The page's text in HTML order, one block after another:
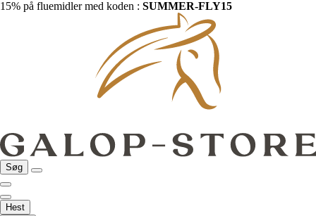
15% på fluemidler med koden : SUMMER-FLY15
Søg
Hest